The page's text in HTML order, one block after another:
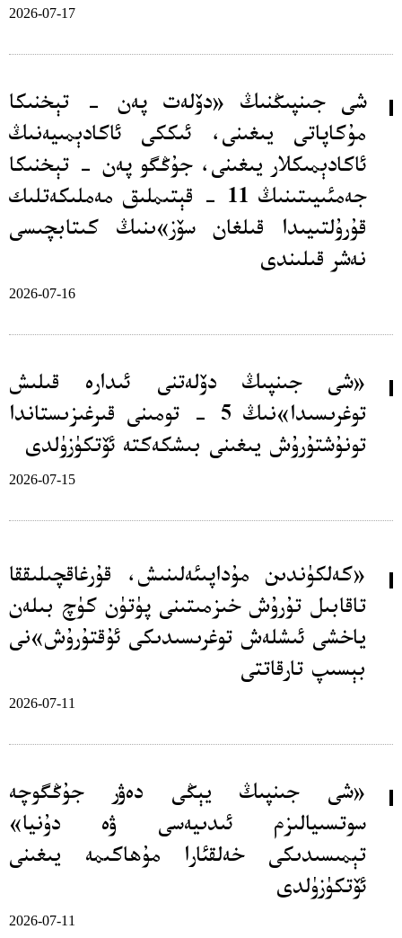
2026-07-17
شى جىنپىڭنىڭ «دۆلەت پەن - تېخنىكا
مۇكاپاتى يىغىنى، ئىككى ئاكادېمىيەنىڭ
ئاكادېمىكلار يىغىنى، جۇڭگو پەن - تېخنىكا
جەمئىيىتىنىڭ 11 - قېتىملىق مەملىكەتلىك
قۇرۇلتىيىدا قىلغان سۆز»ىنىڭ كىتابچىسى
نەشر قىلىندى
2026-07-16
«شى جىنپىڭ دۆلەتنى ئىدارە قىلىش
توغرىسىدا»نىڭ 5 - تومىنى قىرغىزىستاندا
تونۇشتۇرۇش يىغىنى بىشكەكتە ئۆتكۈزۈلدى
2026-07-15
«كەلكۈندىن مۇداپىئەلىنىش، قۇرغاقچىلىققا
تاقابىل تۇرۇش خىزمىتىنى پۈتۈن كۈچ بىلەن
ياخشى ئىشلەش توغرىسىدىكى ئۇقتۇرۇش»نى
بېسىپ تارقاتتى
2026-07-11
«شى جىنپىڭ يېڭى دەۋر جۇڭگوچە
سوتسىيالىزم ئىدىيەسى ۋە دۇنيا»
تېمىسىدىكى خەلقئارا مۇھاكىمە يىغىنى
ئۆتكۈزۈلدى
2026-07-11